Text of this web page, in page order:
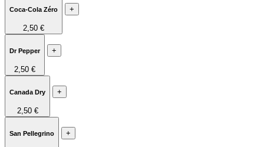
Coca-Cola Zéro
2,50 €
+
Dr Pepper
2,50 €
+
Canada Dry
2,50 €
+
San Pellegrino +